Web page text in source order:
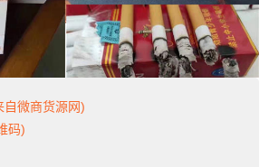
自微商货源网)
码)